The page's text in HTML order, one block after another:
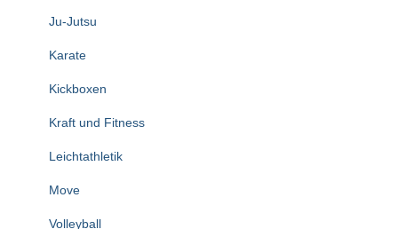
Ju-Jutsu
Karate
Kickboxen
Kraft und Fitness
Leichtathletik
Move
Volleyball